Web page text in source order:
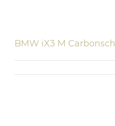
BMW iX3 M